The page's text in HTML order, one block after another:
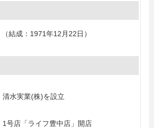
結成：1971年12月22日）
清水実業(株)を設立
1号店「ライフ豊中店」開店